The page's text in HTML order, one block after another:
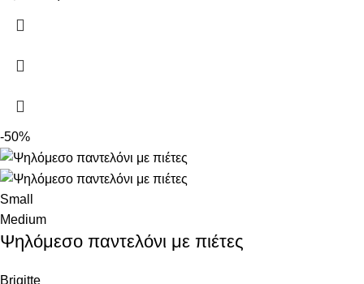
-50%
Small
Medium
Ψηλόμεσο παντελόνι με πιέτες
Brigitte